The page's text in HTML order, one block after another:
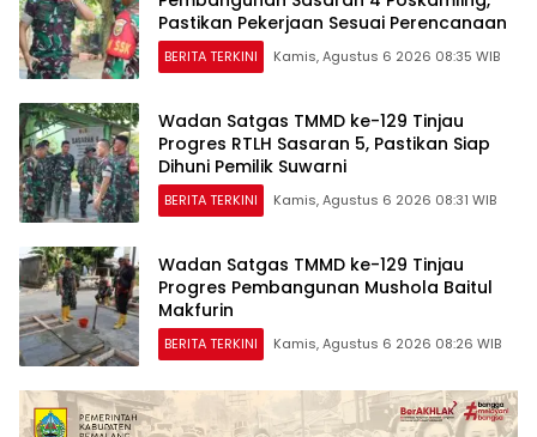
Pastikan Pekerjaan Sesuai Perencanaan
BERITA TERKINI Kamis, Agustus 6 2026 08:35 WIB
Wadan Satgas TMMD ke-129 Tinjau
Progres RTLH Sasaran 5, Pastikan Siap
Dihuni Pemilik Suwarni
BERITA TERKINI Kamis, Agustus 6 2026 08:31 WIB
Wadan Satgas TMMD ke-129 Tinjau
Progres Pembangunan Mushola Baitul
Makfurin
BERITA TERKINI Kamis, Agustus 6 2026 08:26 WIB